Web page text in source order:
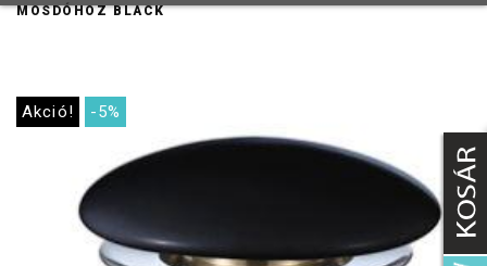
MOSDÓHOZ BLACK
Akció! -5%